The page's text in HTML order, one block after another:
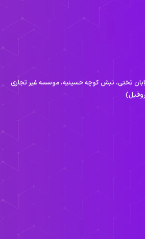
تختی، نبش کوچه حسینیه، موسسه غیر تجاری